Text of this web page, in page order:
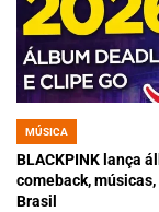
POSTED
IN
MÚSICA
BLACKPINK lança
comeback,
Brasil